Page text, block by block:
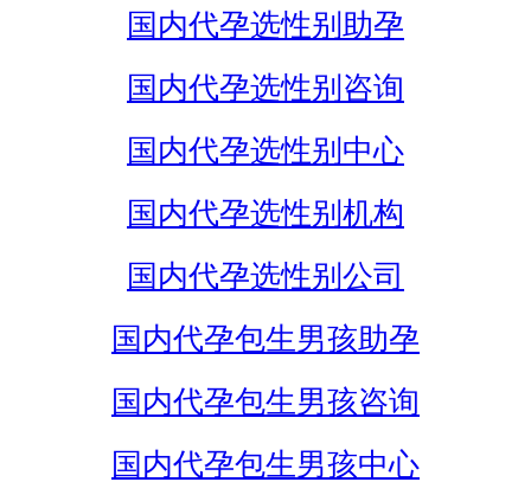
国内代孕选性别助孕
国内代孕选性别咨询
国内代孕选性别中心
国内代孕选性别机构
国内代孕选性别公司
国内代孕包生男孩助孕
国内代孕包生男孩咨询
国内代孕包生男孩中心